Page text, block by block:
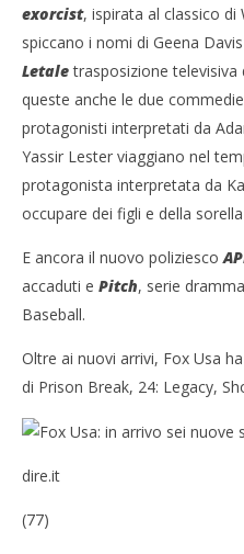
NOW
Fox Usa: in arrivo sei
12/05/2016
exorcist, ispirata al classico
spiccano i nomi di Geena
Letaletrasposizione televisiva
queste anche le due commedie
protagonisti interpretati da
Yassir Lester viaggiano nel
protagonista interpretata da
occupare dei figli e della sorella
E ancora il nuovo poliziescoA
accaduti e Pitch, serie
Baseball.
Oltre ai nuovi arrivi, Fox Usa
di Prison Break, 24: Legacy,
dire.it
(77)